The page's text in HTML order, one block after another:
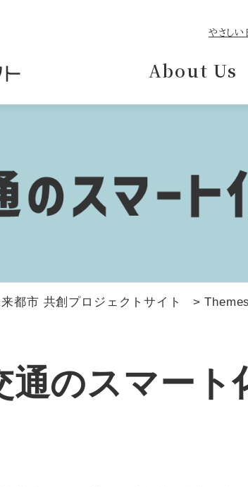
やさしい
About Us
都市 共創プロジェクトサイト >Themes
通のスマート